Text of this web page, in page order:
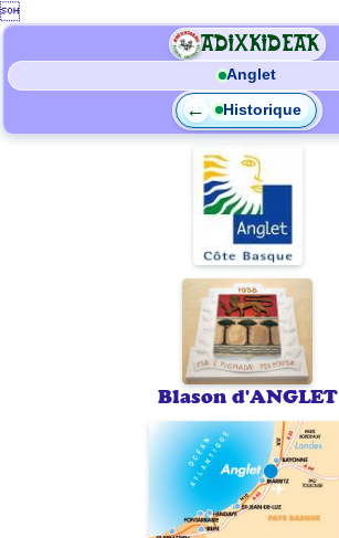

ADIXKIDEAK
Anglet
← Historique
Blason d'ANGLET